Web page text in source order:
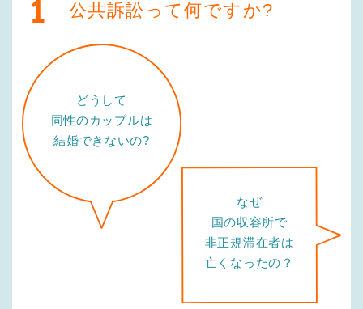
公共訴訟って何ですか?
どうして
同性のカップルは
結婚できないの?
なぜ
国の収容所で
非正規滞在者は
亡くなったの？